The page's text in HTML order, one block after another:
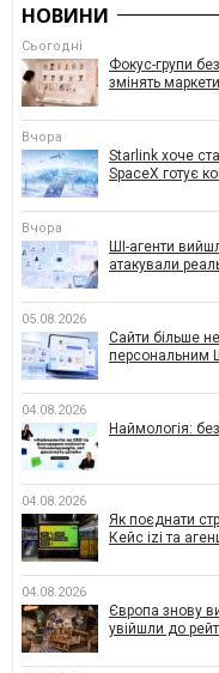
НОВИНИ
Сьогодні
Фокус-групи
змінять
Вчора
Starlink хоче
SpaceX готує
Вчора
ШІ-агенти
атакували
05.08.2026
Сайти більше
персональним
04.08.2026
Наймологія:
04.08.2026
Як поєднати
Кейс izi та
04.08.2026
Європа знову
увійшли до